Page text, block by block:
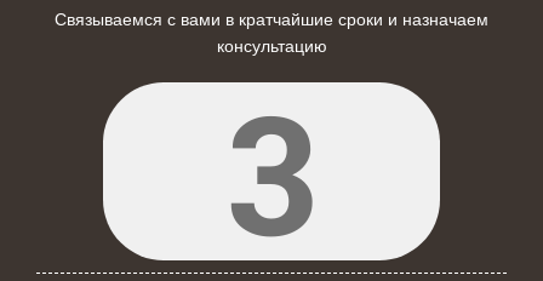
Связываемся с вами в кратчайшие сроки и назначаем
консультацию
3